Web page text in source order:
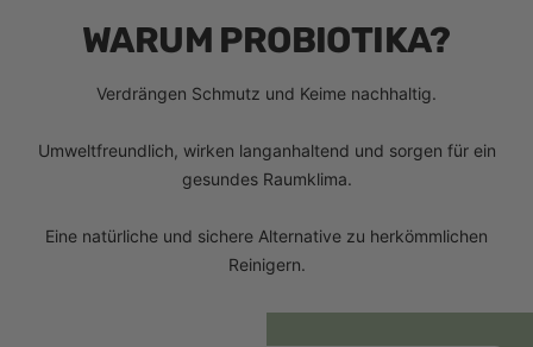
WARUM PROBIOTIKA?
Verdrängen Schmutz und Keime nachhaltig.
Umweltfreundlich, wirken langanhaltend und sorgen für ein
gesundes Raumklima.
Eine natürliche und sichere Alternative zu herkömmlichen
Reinigern.